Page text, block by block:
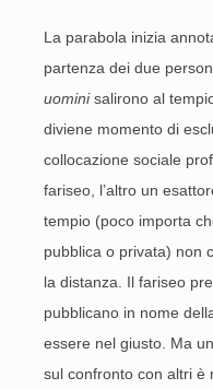
La parabola inizia
partenza dei due
uominisalirono al
diviene momento di
collocazione sociale
fariseo, l’altro un
tempio (poco importa
pubblica o privata) non
la distanza. Il fariseo
pubblicano in nome
essere nel giusto. Ma
sul confronto con altri è